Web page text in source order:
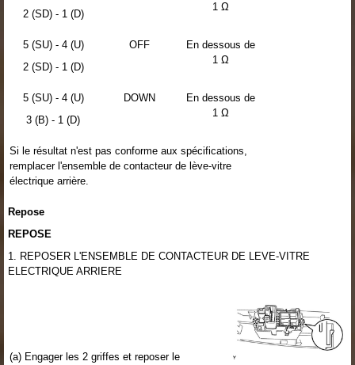
2 (SD) - 1 (D)
1 Ω
5 (SU) - 4 (U)
2 (SD) - 1 (D)
OFF
En dessous de
1 Ω
5 (SU) - 4 (U)
3 (B) - 1 (D)
DOWN
En dessous de
1 Ω
Si le résultat n'est pas conforme aux spécifications,
remplacer l'ensemble de contacteur de lève-vitre
électrique arrière.
Repose
REPOSE
1. REPOSER L'ENSEMBLE DE CONTACTEUR DE LEVE-VITRE
ELECTRIQUE ARRIERE
(a) Engager les 2 griffes et reposer le